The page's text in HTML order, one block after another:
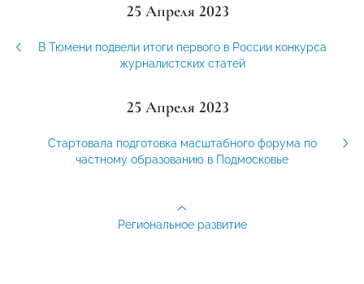
25 Апреля 2023
В Тюмени подвели итоги первого в России конкурса
журналистских статей
25 Апреля 2023
Стартовала подготовка масштабного форума по
частному образованию в Подмосковье
Региональное развитие